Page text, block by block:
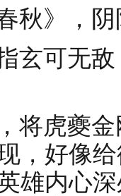
秋》，
玄可无
将虎夔
，好像
雄内心